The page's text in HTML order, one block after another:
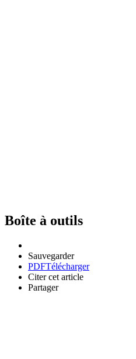
Boîte à outils
Sauvegarder
PDFTélécharger
Citer cet article
Partager